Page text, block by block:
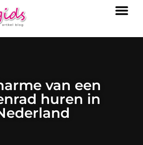
van een
huren in